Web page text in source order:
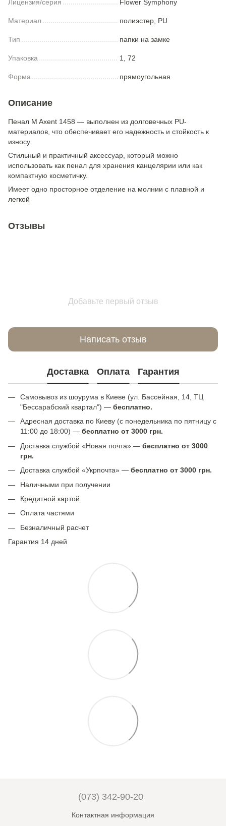
Лицензия/серия Flower Symphony
Материал полиэстер, PU
Тип папки на замке
Упаковка 1, 72
Форма прямоугольная
Описание
Пенал M Axent 1458 — выполнен из долговечных PU-
материалов, что обеспечивает его надежность и стойкость к
износу.
Стильный и практичный аксессуар, который можно
использовать как пенал для хранения канцелярии или как
компактную косметичку.
Имеет одно просторное отделение на молнии с плавной и
легкой
Отзывы
Добавьте первый отзыв
Написать отзыв
Доставка Оплата Гарантия
Самовывоз из шоурума в Киеве (ул. Бассейная, 14, ТЦ
"Бессарабский квартал") — бесплатно.
Адресная доставка по Киеву (с понедельника по пятницу с
11:00 до 18:00) — бесплатно от 3000 грн.
Доставка службой «Новая почта» — бесплатно от 3000
грн.
Доставка службой «Укрпочта» — бесплатно от 3000 грн.
Наличными при получении
Кредитной картой
Оплата частями
Безналичный расчет
Гарантия 14 дней
(073) 342-90-20
Контактная информация